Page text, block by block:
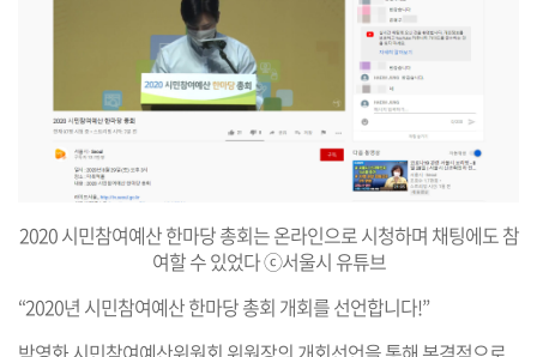
2020 시민참여예산 한마당 총회는 온라인으로 시청하며 채팅에도 참
여할 수 있었다 ⓒ서울시 유튜브
“2020년 시민참여예산 한마당 총회 개회를 선언합니다!”